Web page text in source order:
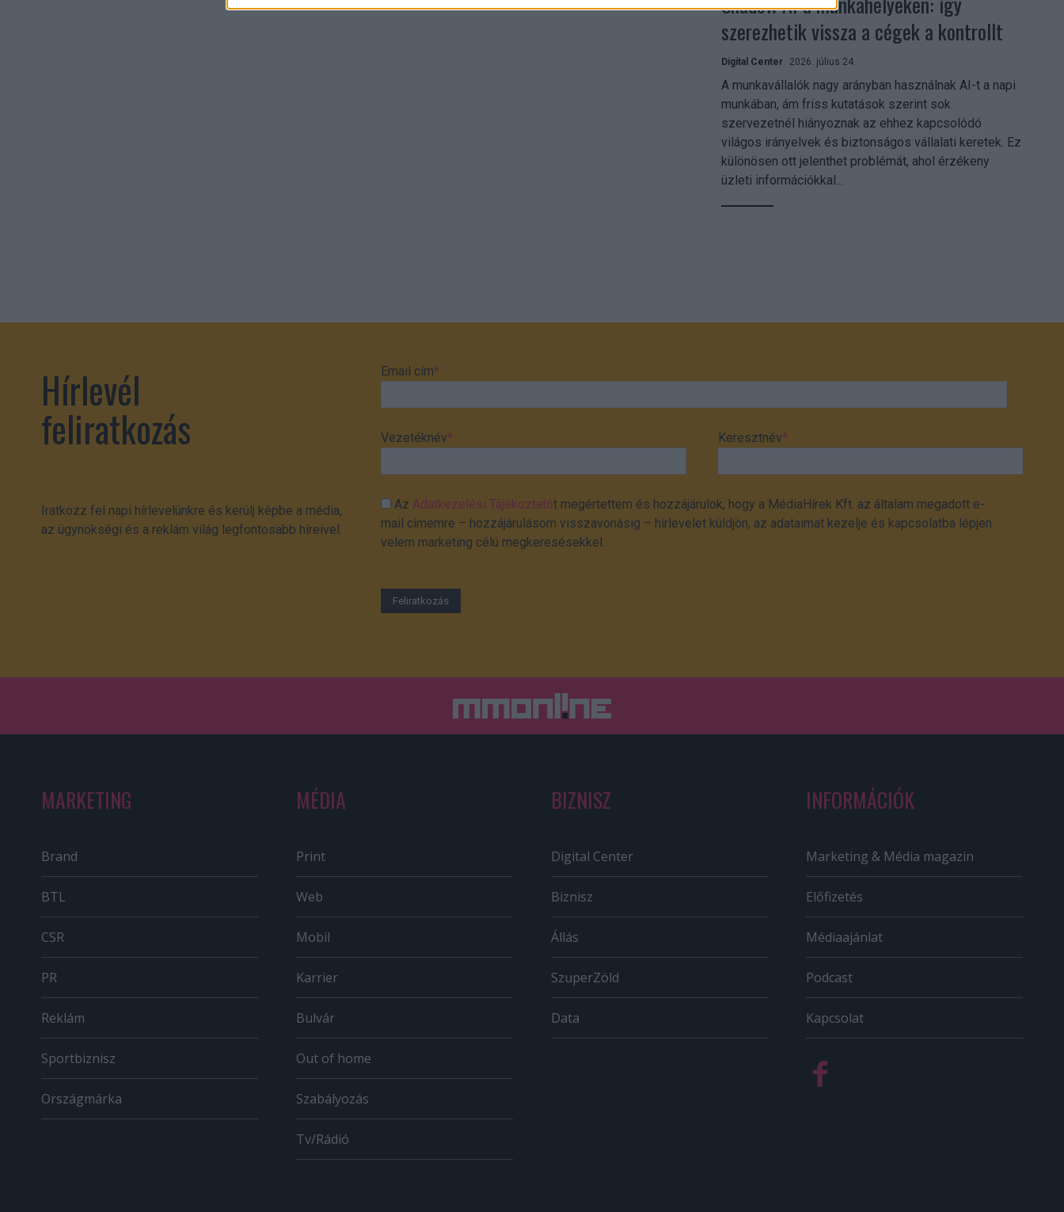
szerezhetik vissza a cégek a kontrollt
Digital Center 2026. július 24.
A munkavállalók nagy arányban használnak AI-t a napi
munkában, ám friss kutatások szerint sok
szervezetnél hiányoznak az ehhez kapcsolódó
világos irányelvek és biztonságos vállalati keretek. Ez
különösen ott jelenthet problémát, ahol érzékeny
üzleti információkkal...
Hírlevél
feliratkozás
Iratkozz fel napi hírlevelünkre és kerülj képbe a média,
az ügynökségi és a reklám világ legfontosabb híreivel.
Email cím*
Vezetéknév* Keresztnév*
AzAdatkezelési Tájékoztatót megértettem és hozzájárulok, hogy a MédiaHírek Kft. az általam megadott e-
mail címemre – hozzájárulásom visszavonásig – hírlevelet küldjön, az adataimat kezelje és kapcsolatba lépjen
velem marketing célú megkeresésekkel.
MARKETING
Brand
BTL
CSR
PR
Reklám
Sportbiznisz
Országmárka
MÉDIA
Print
Web
Mobil
Karrier
Bulvár
Out of home
Szabályozás
Tv/Rádió
BIZNISZ
Digital Center
Biznisz
Állás
SzuperZöld
Data
INFORMÁCIÓK
Marketing & Média magazin
Előfizetés
Médiaajánlat
Podcast
Kapcsolat